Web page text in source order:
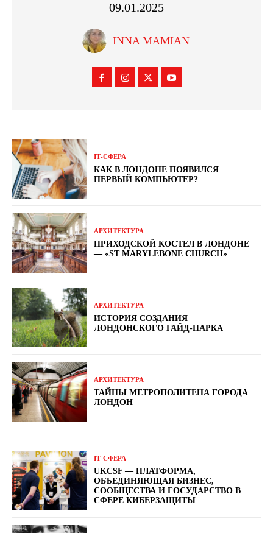
09.01.2025
INNA MAMIAN
ІТ-СФЕРА
КАК В ЛОНДОНЕ ПОЯВИЛСЯ
ПЕРВЫЙ КОМПЬЮТЕР?
АРХИТЕКТУРА
ПРИХОДСКОЙ КОСТЕЛ В ЛОНДОНЕ
— «ST MARYLEBONE CHURCH»
АРХИТЕКТУРА
ИСТОРИЯ СОЗДАНИЯ
ЛОНДОНСКОГО ГАЙД-ПАРКА
АРХИТЕКТУРА
ТАЙНЫ МЕТРОПОЛИТЕНА ГОРОДА
ЛОНДОН
ІТ-СФЕРА
UKCSF — ПЛАТФОРМА,
ОБЪЕДИНЯЮЩАЯ БИЗНЕС,
СООБЩЕСТВА И ГОСУДАРСТВО В
СФЕРЕ КИБЕРЗАЩИТЫ